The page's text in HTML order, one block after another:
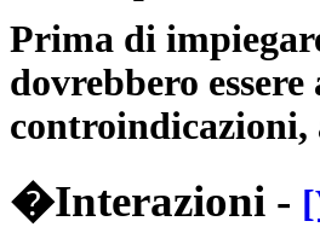
Prima di
dovrebbero
controindicazioni,
�Interazioni -